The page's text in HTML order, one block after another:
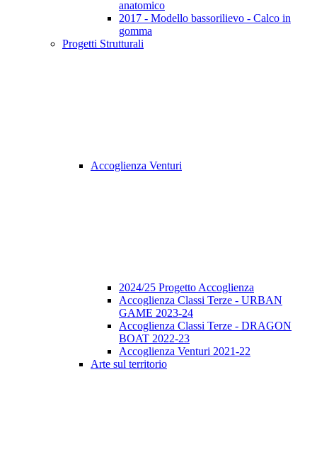
anatomico
2017 - Modello bassorilievo - Calco in
gomma
Progetti Strutturali
Accoglienza Venturi
2024/25 Progetto Accoglienza
Accoglienza Classi Terze - URBAN
GAME 2023-24
Accoglienza Classi Terze - DRAGON
BOAT 2022-23
Accoglienza Venturi 2021-22
Arte sul territorio